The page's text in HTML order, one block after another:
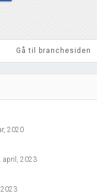
Gå til branchesiden
2020
april, 2023
2023